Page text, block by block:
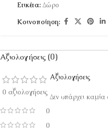
Ετικέτα: Δώρο
Κοινοποίηση:
Αξιολογήσεις (0)
0 αξιολογήσεις
0
0
Αξιολογήσεις
Δεν υπάρχει